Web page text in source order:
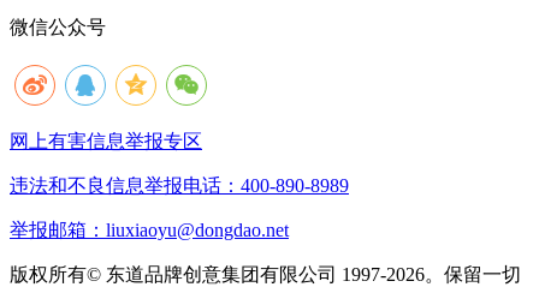
微信公众号
网上有害信息举报专区
违法和不良信息举报电话：400-890-8989
举报邮箱：liuxiaoyu@dongdao.net
版权所有© 东道品牌创意集团有限公司 1997-2026。保留一切